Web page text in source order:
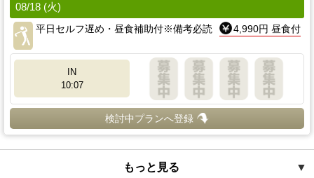
08/18 (火)
平日セルフ遅め・昼食補助付※備考必読
4,990円 昼食付
IN
10:07
検討中プランへ登録
▼
もっと見る